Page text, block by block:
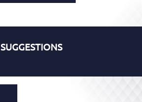
SUGGESTIONS